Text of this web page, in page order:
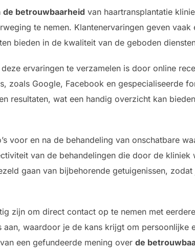
de betrouwbaarheid van haartransplantatie
te nemen. Klantenervaringen geven
bieden in de kwaliteit van de geboden
ervaringen te verzamelen is door online
zoals Google, Facebook en gespecialiseerde
resultaten, wat een handig overzicht kan
voor en na de behandeling van onschatbare
van de behandelingen die door de
gaan van bijbehorende getuigenissen,
zijn om direct contact op te nemen met
waardoor je de kans krijgt om persoonlijke
een gefundeerde mening over de